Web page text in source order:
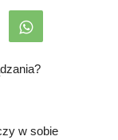
w sobie